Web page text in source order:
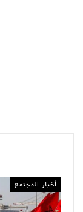
أخبار المجتمع